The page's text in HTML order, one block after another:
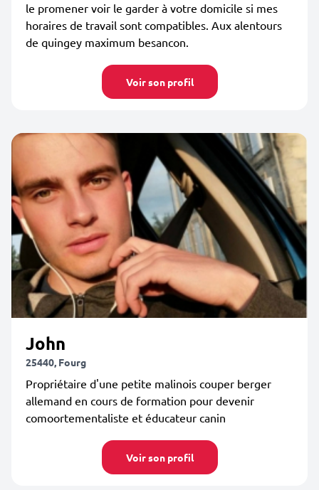
le promener voir le garder à votre domicile si mes
horaires de travail sont compatibles. Aux alentours
de quingey maximum besancon.
Voir son profil
John
25440, Fourg
Propriétaire d'une petite malinois couper berger
allemand en cours de formation pour devenir
comoortementaliste et éducateur canin
Voir son profil